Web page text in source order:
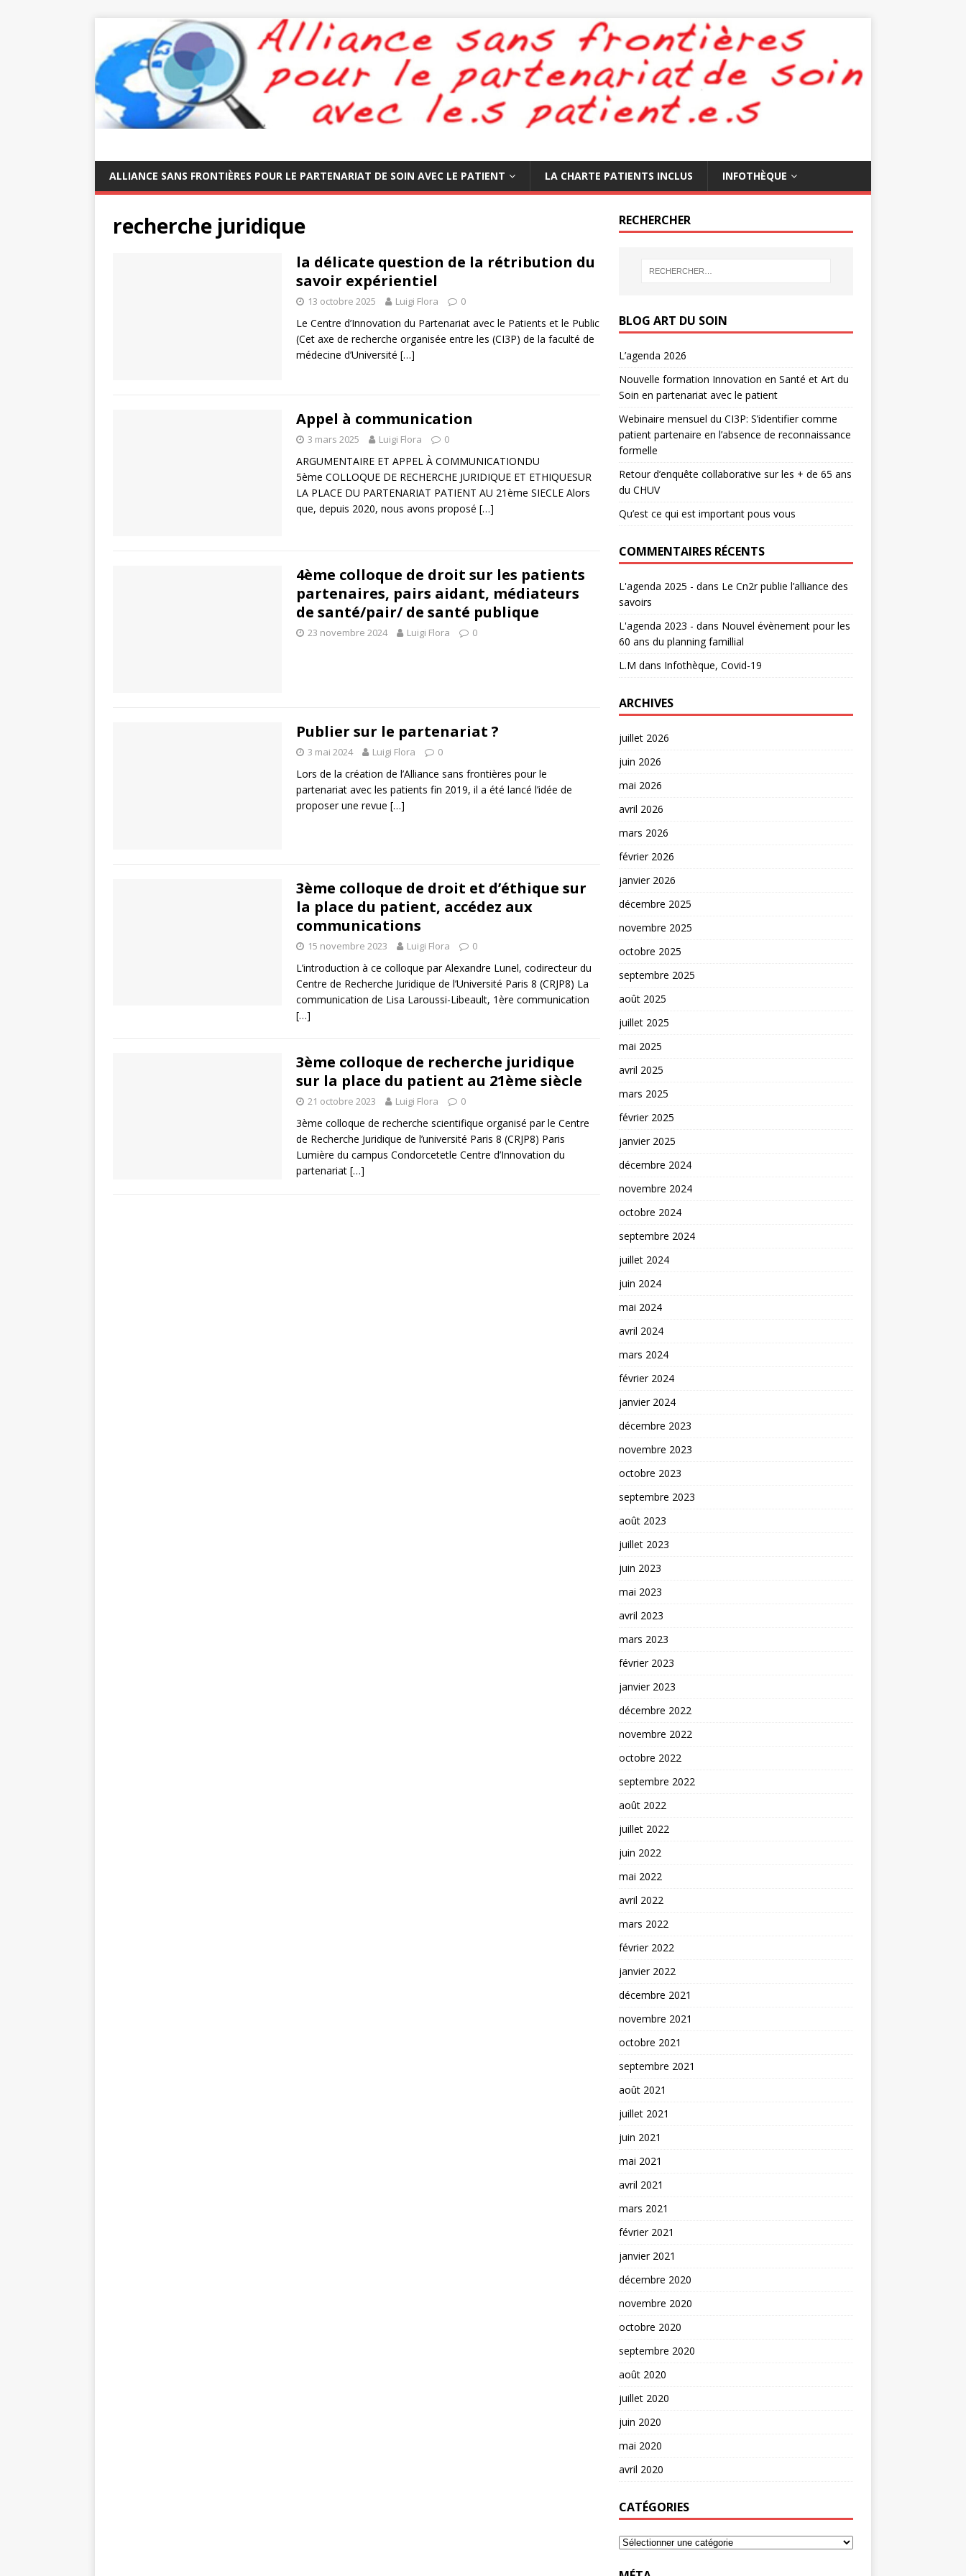
ALLIANCE SANS FRONTIÈRES POUR LE PARTENARIAT DE SOIN AVEC LE PATIENT LA CHARTE PATIENTS INCLUS INFOTHÈQUE
recherche juridique
la délicate question de la rétribution du
savoir expérientiel
13 octobre 2025 Luigi Flora 0
Le Centre d’Innovation du Partenariat avec le Patients et le Public
(Cet axe de recherche organisée entre les (CI3P) de la faculté de
médecine d’Université […]
Appel à communication
3 mars 2025 Luigi Flora 0
ARGUMENTAIRE ET APPEL À COMMUNICATIONDU
5ème COLLOQUE DE RECHERCHE JURIDIQUE ET ETHIQUESUR
LA PLACE DU PARTENARIAT PATIENT AU 21ème SIECLE Alors
que, depuis 2020, nous avons proposé […]
4ème colloque de droit sur les patients
partenaires, pairs aidant, médiateurs
de santé/pair/ de santé publique
23 novembre 2024 Luigi Flora 0
Publier sur le partenariat ?
3 mai 2024 Luigi Flora 0
Lors de la création de l’Alliance sans frontières pour le
partenariat avec les patients fin 2019, il a été lancé l’idée de
proposer une revue […]
3ème colloque de droit et d’éthique sur
la place du patient, accédez aux
communications
15 novembre 2023 Luigi Flora 0
L’introduction à ce colloque par Alexandre Lunel, codirecteur du
Centre de Recherche Juridique de l’Université Paris 8 (CRJP8) La
communication de Lisa Laroussi-Libeault, 1ère communication
[…]
3ème colloque de recherche juridique
sur la place du patient au 21ème siècle
21 octobre 2023 Luigi Flora 0
3ème colloque de recherche scientifique organisé par le Centre
de Recherche Juridique de l’université Paris 8 (CRJP8) Paris
Lumière du campus Condorcetetle Centre d’Innovation du
partenariat […]
RECHERCHER
BLOG ART DU SOIN
L’agenda 2026
Nouvelle formation Innovation en Santé et Art du
Soin en partenariat avec le patient
Webinaire mensuel du CI3P: S’identifier comme
patient partenaire en l’absence de reconnaissance
formelle
Retour d’enquête collaborative sur les + de 65 ans
du CHUV
Qu’est ce qui est important pous vous
COMMENTAIRES RÉCENTS
L'agenda 2025 - dans Le Cn2r publie l’alliance des
savoirs
L'agenda 2023 - dans Nouvel évènement pour les
60 ans du planning famillial
L.M dans Infothèque, Covid-19
ARCHIVES
juillet 2026
juin 2026
mai 2026
avril 2026
mars 2026
février 2026
janvier 2026
décembre 2025
novembre 2025
octobre 2025
septembre 2025
août 2025
juillet 2025
mai 2025
avril 2025
mars 2025
février 2025
janvier 2025
décembre 2024
novembre 2024
octobre 2024
septembre 2024
juillet 2024
juin 2024
mai 2024
avril 2024
mars 2024
février 2024
janvier 2024
décembre 2023
novembre 2023
octobre 2023
septembre 2023
août 2023
juillet 2023
juin 2023
mai 2023
avril 2023
mars 2023
février 2023
janvier 2023
décembre 2022
novembre 2022
octobre 2022
septembre 2022
août 2022
juillet 2022
juin 2022
mai 2022
avril 2022
mars 2022
février 2022
janvier 2022
décembre 2021
novembre 2021
octobre 2021
septembre 2021
août 2021
juillet 2021
juin 2021
mai 2021
avril 2021
mars 2021
février 2021
janvier 2021
décembre 2020
novembre 2020
octobre 2020
septembre 2020
août 2020
juillet 2020
juin 2020
mai 2020
avril 2020
CATÉGORIES